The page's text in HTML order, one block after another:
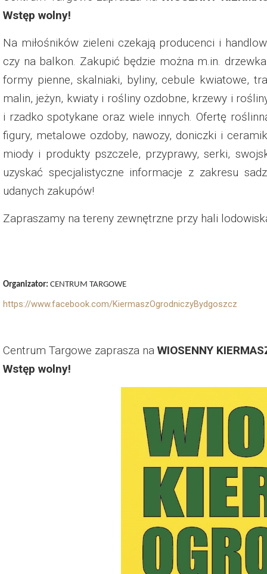
Dzień Działkowca 2022
Dzień Działkowca 2023
Dzień Działkowca 2024
Dzień Działkowca 2025
Wstęp wolny!
Na miłośników zieleni czekają producenci i
czy na balkon. Zakupić będzie można m.in.
formy pienne, skalniaki, byliny, cebule kwiatowe,
malin, jeżyn, kwiaty i rośliny ozdobne, krzewy i
i rzadko spotykane oraz wiele innych. Ofertę
figury, metalowe ozdoby, nawozy, doniczki i
miody i produkty pszczele, przyprawy, serki,
uzyskać specjalistyczne informacje z zakresu
udanych zakupów!
Zapraszamy na tereny zewnętrzne przy hali
Organizator: CENTRUM TARGOWE
https://www.facebook.com/KiermaszOgrodniczyBydgoszcz
Centrum Targowe zaprasza na WIOSENNY
Wstęp wolny!